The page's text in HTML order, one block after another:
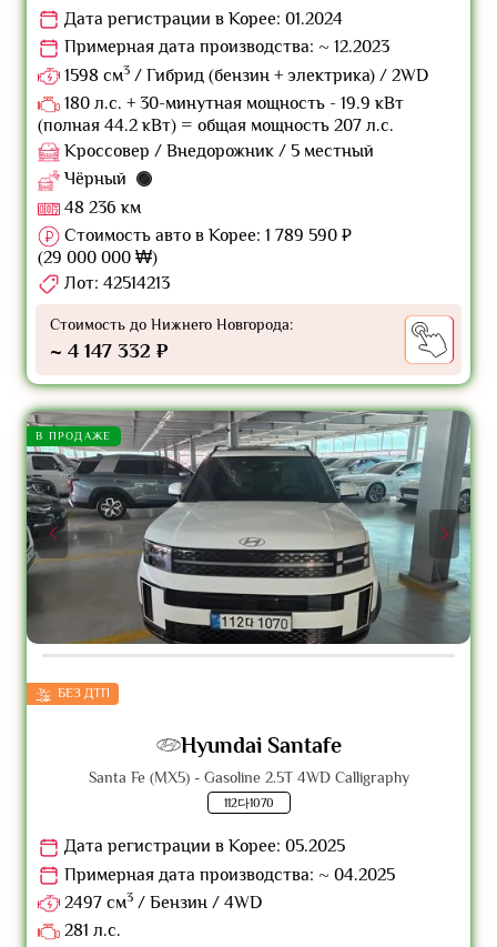
Дата регистрации в Корее: 01.2024
Примерная дата производства: ~ 12.2023
1598 см3 / Гибрид (бензин + электрика) / 2WD
180 л.с. + 30-минутная мощность - 19.9 кВт
(полная 44.2 кВт) = общая мощность 207 л.с.
Кроссовер / Внедорожник / 5 местный
Чёрный
48 236 км
Стоимость авто в Корее: 1 789 590 ₽
(29 000 000 ₩)
Лот: 42514213
Стоимость до Нижнего Новгорода:
~ 4 147 332 ₽
В ПРОДАЖЕ
БЕЗ ДТП
Hyundai Santafe
Santa Fe (MX5) - Gasoline 2.5T 4WD Calligraphy
112다1070
Дата регистрации в Корее: 05.2025
Примерная дата производства: ~ 04.2025
2497 см3 / Бензин / 4WD
281 л.с.